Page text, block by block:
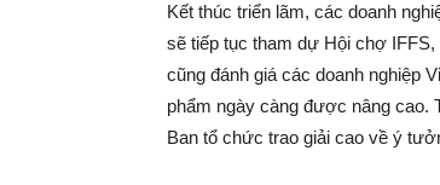
Kết thúc triển lãm, các doanh
sẽ tiếp tục tham dự Hội chợ
cũng đánh giá các doanh nghiệp
phẩm ngày càng được nâng cao.
Ban tổ chức trao giải cao về ý